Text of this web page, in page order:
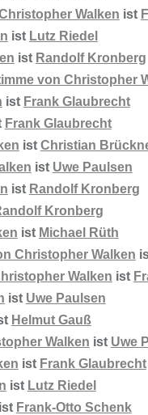
Walken ist
ist Lutz Riedel
ist Randolf Kronberg
von Christopher
ist Frank Glaubrecht
Frank Glaubrecht
ist Christian
ist Uwe Paulsen
ist Randolf Kronberg
Kronberg
ist Michael Rüth
Christopher Walken
Walken ist
ist Uwe Paulsen
Helmut Gauß
Walken ist Uwe
ist Frank Glaubrecht
ist Lutz Riedel
ist Frank-Otto Schenk